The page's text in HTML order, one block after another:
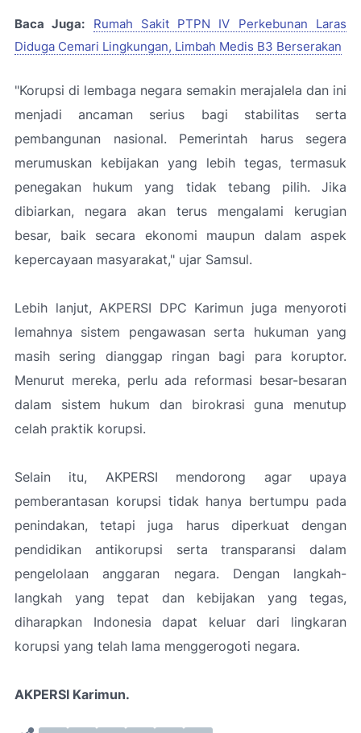
Baca Juga:
Rumah Sakit PTPN IV Perkebunan Laras
Diduga Cemari Lingkungan, Limbah Medis B3 Berserakan
"Korupsi di lembaga negara semakin merajalela dan ini
menjadi ancaman serius bagi stabilitas serta
pembangunan nasional. Pemerintah harus segera
merumuskan kebijakan yang lebih tegas, termasuk
penegakan hukum yang tidak tebang pilih. Jika
dibiarkan, negara akan terus mengalami kerugian
besar, baik secara ekonomi maupun dalam aspek
kepercayaan masyarakat," ujar Samsul.
Lebih lanjut, AKPERSI DPC Karimun juga menyoroti
lemahnya sistem pengawasan serta hukuman yang
masih sering dianggap ringan bagi para koruptor.
Menurut mereka, perlu ada reformasi besar-besaran
dalam sistem hukum dan birokrasi guna menutup
celah praktik korupsi.
Selain itu, AKPERSI mendorong agar upaya
pemberantasan korupsi tidak hanya bertumpu pada
penindakan, tetapi juga harus diperkuat dengan
pendidikan antikorupsi serta transparansi dalam
pengelolaan anggaran negara. Dengan langkah-
langkah yang tepat dan kebijakan yang tegas,
diharapkan Indonesia dapat keluar dari lingkaran
korupsi yang telah lama menggerogoti negara.
AKPERSI Karimun.